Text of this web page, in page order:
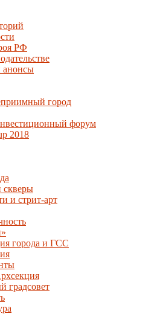
РФ
анонсы
город
форум
2018
скверы
и стрит-арт
города и ГСС
градсовет